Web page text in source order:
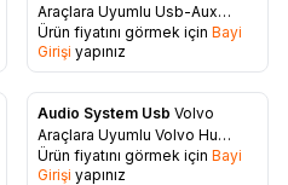
Favorilere Ekle
Araçlara Uyumlu Usb-Aux
Aparatı
Ürün fiyatını görmek için Bayi
Girişi yapınız
Favorilere Ekle
Audio System Usb Volvo
Araçlara Uyumlu Volvo Hu
Model Usb Aux Aparatı
Ürün fiyatını görmek için Bayi
Girişi yapınız